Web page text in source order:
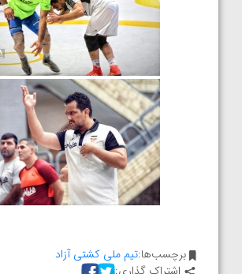
برچسب‌ها:تیم ملی کشتی آزاد